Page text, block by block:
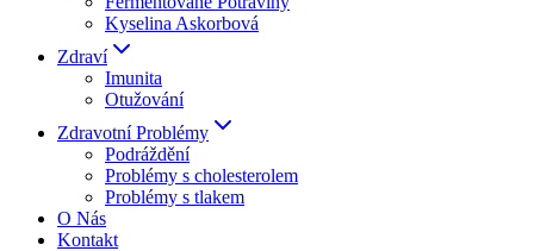
Kyselina Askorbová
Zdraví
Imunita
Otužování
Zdravotní Problémy
Podráždění
Problémy s cholesterolem
Problémy s tlakem
O Nás
Kontakt